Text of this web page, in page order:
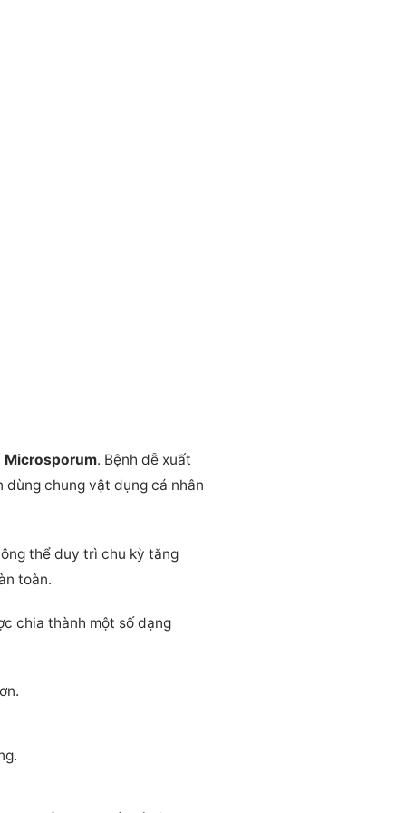
Microsporum. Bệnh dễ xuất
dùng chung vật dụng cá nhân
thể duy trì chu kỳ tăng
toàn.
chia thành một số dạng